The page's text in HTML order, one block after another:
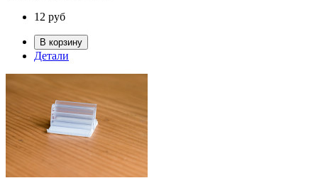
12 руб
В корзину
Детали